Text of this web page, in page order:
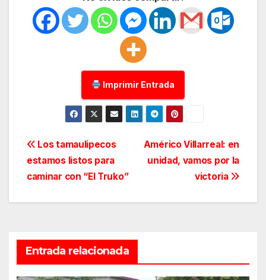
Imprimir Entrada
Navegación
de
entradas
Américo Villarreal: en
unidad, vamos por la
victoria
Los tamaulipecos
estamos listos para
caminar con “El Truko”
Entrada relacionada